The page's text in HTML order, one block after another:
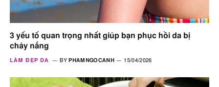
3 yếu tố quan trọng nhất giúp bạn phục hồi da bị
cháy nắng
LÀM ĐẸP DA BY PHAMNGOCANH 15/04/2026